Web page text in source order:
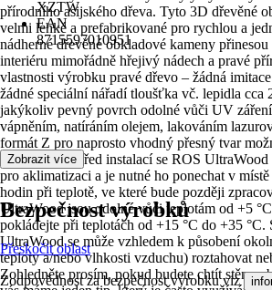
XZTW
EAN
8715597010951
přírodního asijského dřeva. Tyto 3D dřevěné
velmi lehké a prefabrikované pro rychlou a
nádherné dřevěné obkladové kameny
interiéru mimořádně hřejivý nádech a pravé
vlastnosti výrobku pravé dřevo – žádná
žádné speciální nářadí tloušťka vč. lepidla cca
jakýkoliv pevný povrch odolné vůči UV záření
vápněním, natíráním olejem, lakováním
formát Z pro naprosto vhodný přesný tvar
do interiéru „Před instalací se ROS
pro aklimatizaci a je nutné ho ponechat v
hodin při teplotě, ve které bude později
UltraWood jsou odolné vůči teplotám od +5
pokládejte při teplotách od +15 °C do +35
UltraWood se může vzhledem k působení
teploty a/nebo vlhkosti vzduchu) roztahovat
Zohledněte prosím, pokud budete chtít stěnu
Zobrazit více
Bezpečnost výrobků
Přeskočit oblast
Zodpovědnost za bezpečnost výrobku viz